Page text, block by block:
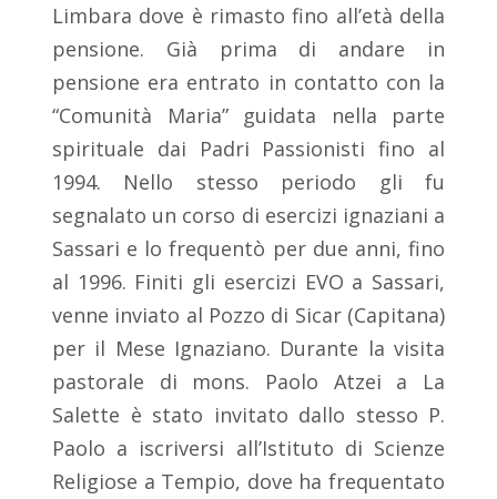
Limbara dove è rimasto fino all’età della
pensione. Già prima di andare in
pensione era entrato in contatto con la
“Comunità Maria” guidata nella parte
spirituale dai Padri Passionisti fino al
1994. Nello stesso periodo gli fu
segnalato un corso di esercizi ignaziani a
Sassari e lo frequentò per due anni, fino
al 1996. Finiti gli esercizi EVO a Sassari,
venne inviato al Pozzo di Sicar (Capitana)
per il Mese Ignaziano. Durante la visita
pastorale di mons. Paolo Atzei a La
Salette è stato invitato dallo stesso P.
Paolo a iscriversi all’Istituto di Scienze
Religiose a Tempio, dove ha frequentato